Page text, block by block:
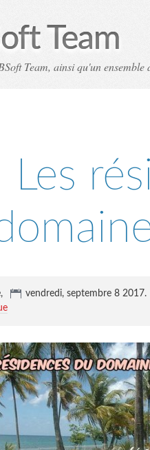
Team
Team, ainsi qu'un
Les
vendredi, septembre 8 2017.